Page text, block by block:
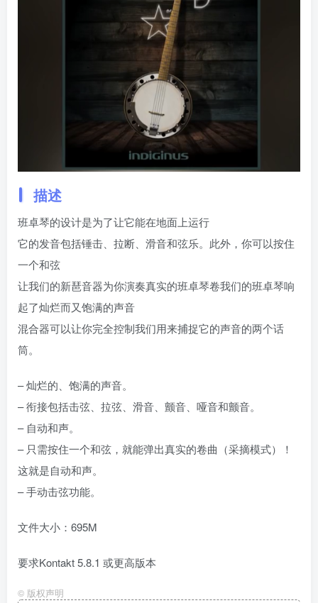
描述
班卓琴的设计是为了让它能在地面上运行
它的发音包括锤击、拉断、滑音和弦乐。此外，你可以按住
一个和弦
让我们的新琶音器为你演奏真实的班卓琴卷我们的班卓琴响
起了灿烂而又饱满的声音
混合器可以让你完全控制我们用来捕捉它的声音的两个话
筒。
– 灿烂的、饱满的声音。
– 衔接包括击弦、拉弦、滑音、颤音、哑音和颤音。
– 自动和声。
– 只需按住一个和弦，就能弹出真实的卷曲（采摘模式）！
这就是自动和声。
– 手动击弦功能。
文件大小：695M
要求Kontakt 5.8.1 或更高版本
© 版权声明